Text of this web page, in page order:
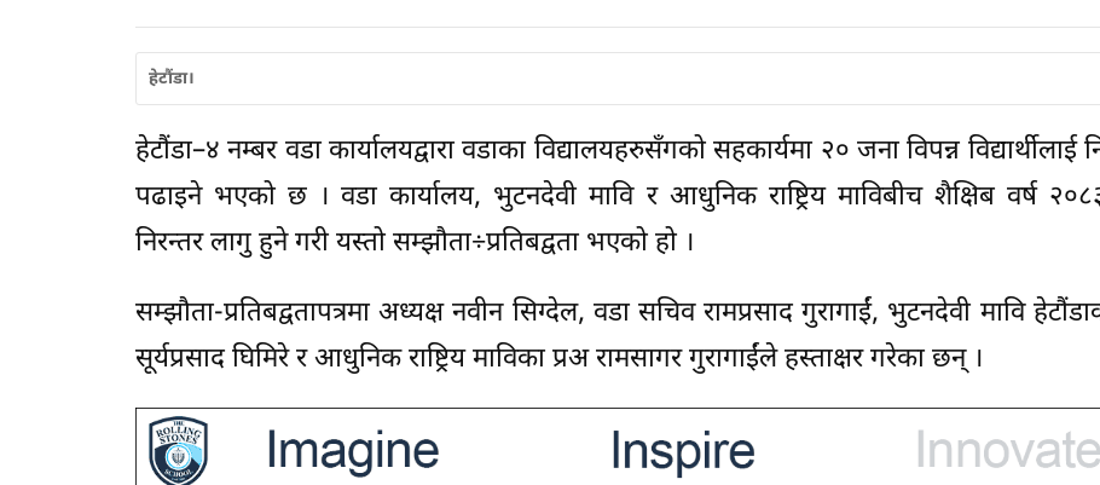
हेटौंडा।
हेटौंडा–४ नम्बर वडा कार्यालयद्वारा वडाका विद्यालयहरुसँगको सहकार्यमा २० जना विपन्न विद्यार्थीलाई
पढाइने भएको छ । वडा कार्यालय, भुटनदेवी मावि र आधुनिक राष्ट्रिय माविबीच शैक्षिब वर्ष
निरन्तर लागु हुने गरी यस्तो सम्झौता÷प्रतिबद्वता भएको हो ।
सम्झौता-प्रतिबद्वतापत्रमा अध्यक्ष नवीन सिग्देल, वडा सचिव रामप्रसाद गुरागाईं, भुटनदेवी मावि
सूर्यप्रसाद घिमिरे र आधुनिक राष्ट्रिय माविका प्रअ रामसागर गुरागाईंले हस्ताक्षर गरेका छन् ।